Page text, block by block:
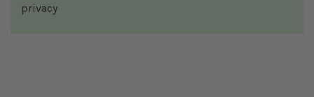
privacy